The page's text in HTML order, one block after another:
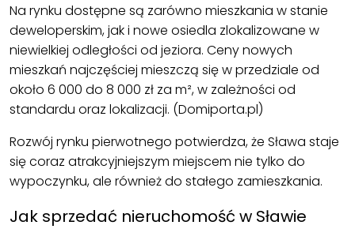
Na rynku dostępne są zarówno mieszkania w stanie
deweloperskim, jak i nowe osiedla zlokalizowane w
niewielkiej odległości od jeziora. Ceny nowych
mieszkań najczęściej mieszczą się w przedziale od
około 6 000 do 8 000 zł za m², w zależności od
standardu oraz lokalizacji. (Domiporta.pl)
Rozwój rynku pierwotnego potwierdza, że Sława staje
się coraz atrakcyjniejszym miejscem nie tylko do
wypoczynku, ale również do stałego zamieszkania.
Jak sprzedać nieruchomość w Sławie